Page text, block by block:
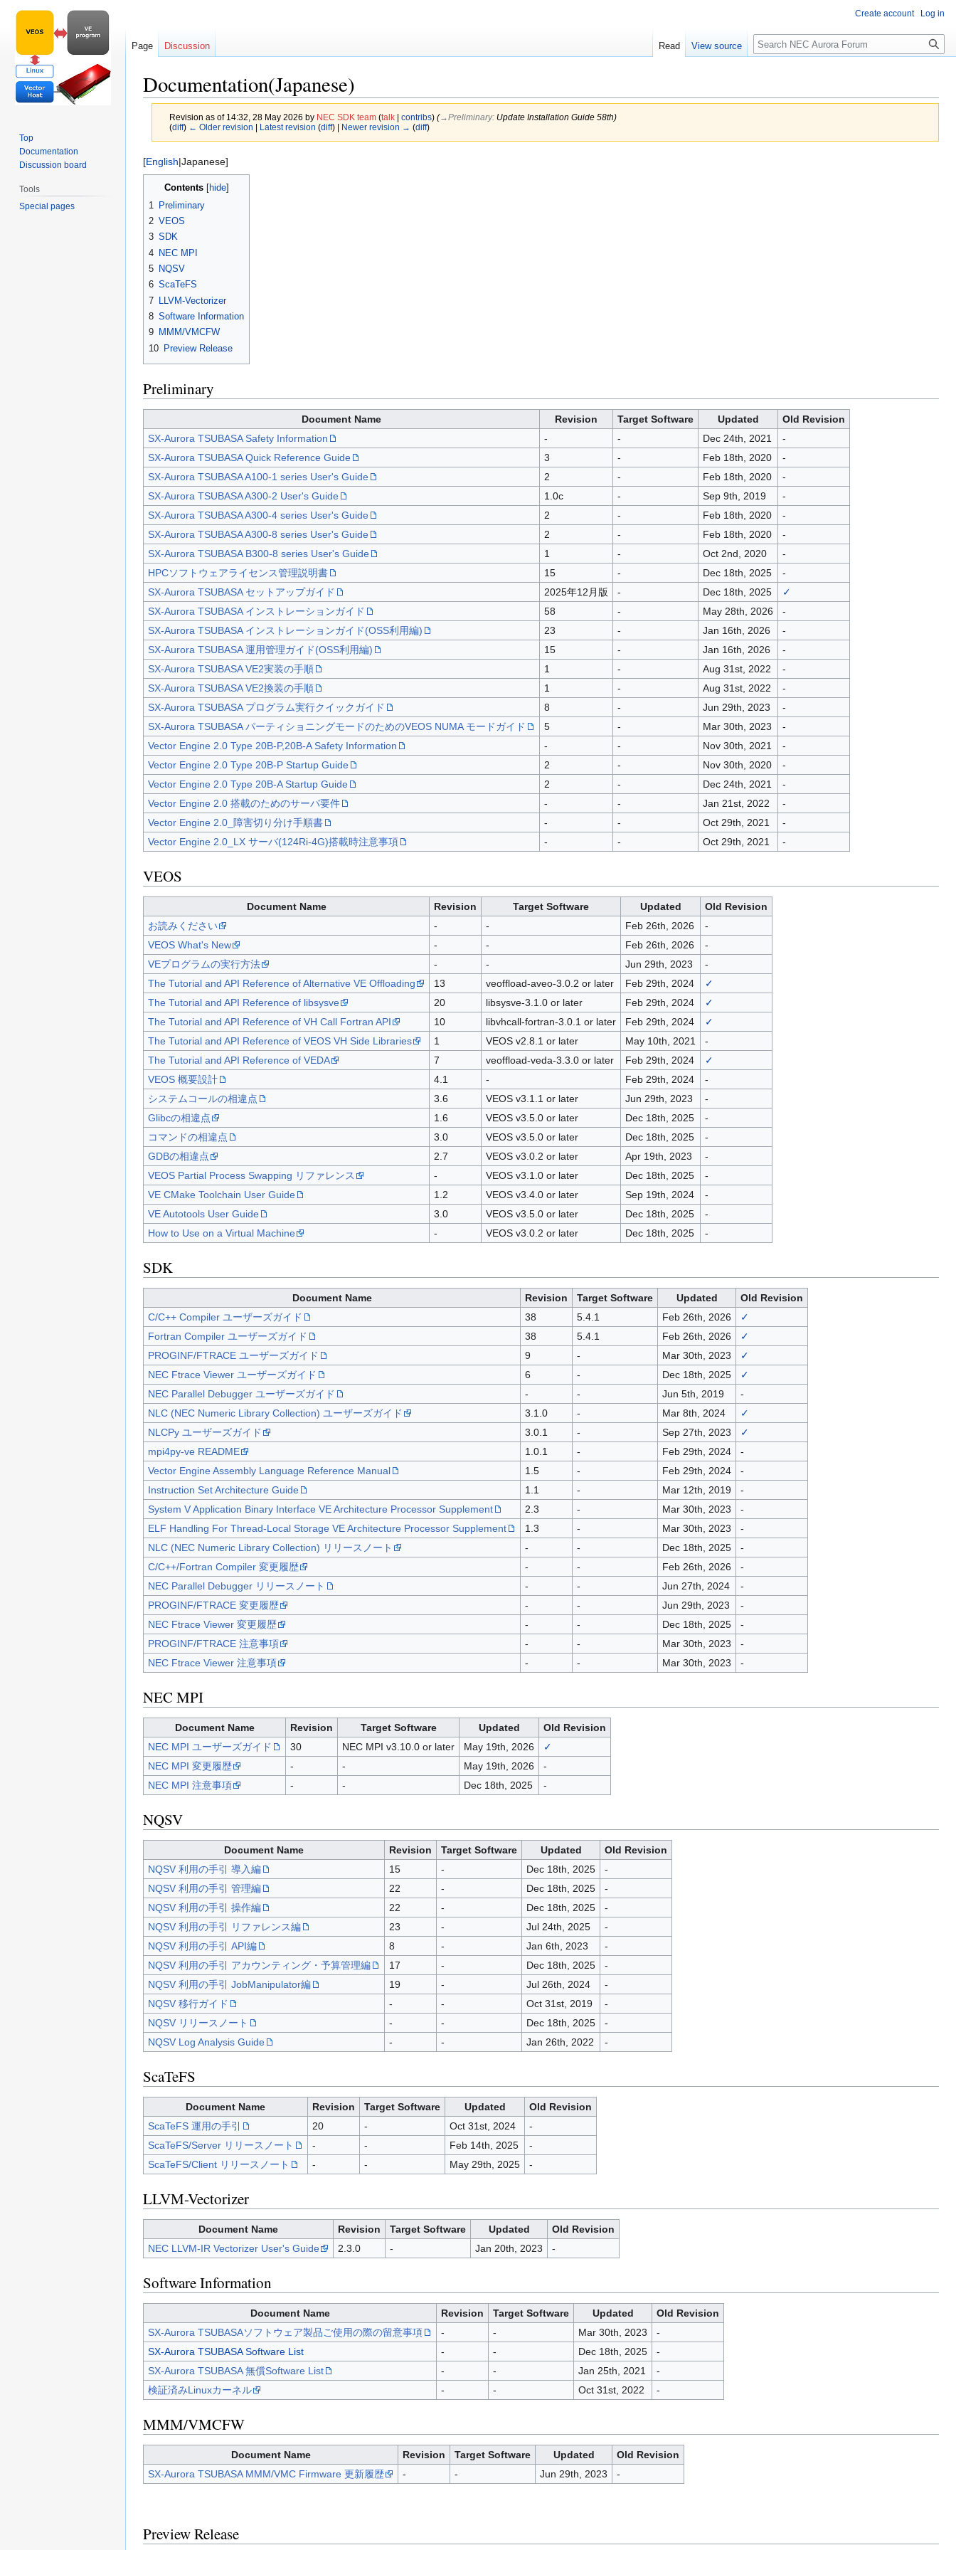
Documentation(Japanese)
Revision as of 14:32, 28 May 2026 by NEC SDK team (talk| contribs) (→‎Preliminary: Update Installation Guide 58th)
(diff) ← Older revision Latest revision (diff) | Newer revision → (diff)
Jump
to
navigation
Jump
to
search
[English|Japanese]
Contents
1
Preliminary
2 VEOS
3 SDK
4 NEC MPI
5 NQSV
6 ScaTeFS
7 LLVM-Vectorizer
8 Software Information
9 MMM/VMCFW
10 Preview Release
Preliminary
Document Name Revision Target Software Updated
Old Revision
SX-Aurora TSUBASA Safety Information
- - Dec 24th, 2021
-
SX-Aurora TSUBASA Quick Reference Guide
3 - Feb 18th, 2020
-
SX-Aurora TSUBASA A100-1 series User's Guide
2 - Feb 18th, 2020
-
SX-Aurora TSUBASA A300-2 User's Guide
1.0c - Sep 9th, 2019
-
SX-Aurora TSUBASA A300-4 series User's Guide
2 - Feb 18th, 2020
-
SX-Aurora TSUBASA A300-8 series User's Guide
2 - Feb 18th, 2020
-
SX-Aurora TSUBASA B300-8 series User's Guide
1 - Oct 2nd, 2020
-
HPCソフトウェアライセンス管理説明書
15 - Dec 18th, 2025
-
SX-Aurora TSUBASA セットアップガイド
2025年12月版 - Dec 18th, 2025
✓
SX-Aurora TSUBASA インストレーションガイド
58 - May 28th, 2026
-
SX-Aurora TSUBASA インストレーションガイド(OSS利用編)
23 - Jan 16th, 2026
-
SX-Aurora TSUBASA 運用管理ガイド(OSS利用編)
15 - Jan 16th, 2026
-
SX-Aurora TSUBASA VE2実装の手順
1 - Aug 31st, 2022
-
SX-Aurora TSUBASA VE2換装の手順
1 - Aug 31st, 2022
-
SX-Aurora TSUBASA プログラム実行クイックガイド
8 - Jun 29th, 2023
-
SX-Aurora TSUBASA パーティショニングモードのためのVEOS NUMA モードガイド
5 - Mar 30th, 2023
-
Vector Engine 2.0 Type 20B-P,20B-A Safety Information
- - Nov 30th, 2021
-
Vector Engine 2.0 Type 20B-P Startup Guide
2 - Nov 30th, 2020
-
Vector Engine 2.0 Type 20B-A Startup Guide
2 - Dec 24th, 2021
-
Vector Engine 2.0 搭載のためのサーバ要件
- - Jan 21st, 2022
-
Vector Engine 2.0_障害切り分け手順書
- - Oct 29th, 2021
-
Vector Engine 2.0_LX サーバ(124Ri-4G)搭載時注意事項
- - Oct 29th, 2021 -
VEOS
Document Name Revision Target Software Updated
Old Revision
お読みください
- - Feb 26th, 2026
-
VEOS What's New
- - Feb 26th, 2026
-
VEプログラムの実行方法
- - Jun 29th, 2023
-
The Tutorial and API Reference of Alternative VE Offloading
13 veoffload-aveo-3.0.2 or later Feb 29th, 2024
✓
The Tutorial and API Reference of libsysve
20 libsysve-3.1.0 or later Feb 29th, 2024
✓
The Tutorial and API Reference of VH Call Fortran API
10 libvhcall-fortran-3.0.1 or later Feb 29th, 2024
✓
The Tutorial and API Reference of VEOS VH Side Libraries
1 VEOS v2.8.1 or later May 10th, 2021
-
The Tutorial and API Reference of VEDA
7 veoffload-veda-3.3.0 or later Feb 29th, 2024
✓
VEOS 概要設計
4.1 - Feb 29th, 2024
-
システムコールの相違点
3.6 VEOS v3.1.1 or later Jun 29th, 2023
-
Glibcの相違点
1.6 VEOS v3.5.0 or later Dec 18th, 2025
-
コマンドの相違点
3.0 VEOS v3.5.0 or later Dec 18th, 2025
-
GDBの相違点
2.7 VEOS v3.0.2 or later Apr 19th, 2023
-
VEOS Partial Process Swapping リファレンス
- VEOS v3.1.0 or later Dec 18th, 2025
-
VE CMake Toolchain User Guide
1.2 VEOS v3.4.0 or later Sep 19th, 2024
-
VE Autotools User Guide
3.0 VEOS v3.5.0 or later Dec 18th, 2025
-
How to Use on a Virtual Machine
- VEOS v3.0.2 or later Dec 18th, 2025 -
SDK
Document Name Revision Target Software Updated
Old Revision
C/C++ Compiler ユーザーズガイド
38 5.4.1 Feb 26th, 2026
✓
Fortran Compiler ユーザーズガイド
38 5.4.1 Feb 26th, 2026
✓
PROGINF/FTRACE ユーザーズガイド
9 - Mar 30th, 2023
✓
NEC Ftrace Viewer ユーザーズガイド
6 - Dec 18th, 2025
✓
NEC Parallel Debugger ユーザーズガイド
- - Jun 5th, 2019
-
NLC (NEC Numeric Library Collection) ユーザーズガイド
3.1.0 - Mar 8th, 2024
✓
NLCPy ユーザーズガイド
3.0.1 - Sep 27th, 2023
✓
mpi4py-ve README
1.0.1 - Feb 29th, 2024
-
Vector Engine Assembly Language Reference Manual
1.5 - Feb 29th, 2024
-
Instruction Set Architecture Guide
1.1 - Mar 12th, 2019
-
System V Application Binary Interface VE Architecture Processor Supplement
2.3 - Mar 30th, 2023
-
ELF Handling For Thread-Local Storage VE Architecture Processor Supplement
1.3 - Mar 30th, 2023
-
NLC (NEC Numeric Library Collection) リリースノート
- - Dec 18th, 2025
-
C/C++/Fortran Compiler 変更履歴
- - Feb 26th, 2026
-
NEC Parallel Debugger リリースノート
- - Jun 27th, 2024
-
PROGINF/FTRACE 変更履歴
- - Jun 29th, 2023
-
NEC Ftrace Viewer 変更履歴
- - Dec 18th, 2025
-
PROGINF/FTRACE 注意事項
- - Mar 30th, 2023
-
NEC Ftrace Viewer 注意事項
- - Mar 30th, 2023 -
NEC MPI
Document Name Revision Target Software Updated
Old Revision
NEC MPI ユーザーズガイド
30 NEC MPI v3.10.0 or later May 19th, 2026
✓
NEC MPI 変更履歴
- - May 19th, 2026
-
NEC MPI 注意事項
- - Dec 18th, 2025 -
NQSV
Document Name Revision Target Software Updated
Old Revision
NQSV 利用の手引 導入編
15 - Dec 18th, 2025
-
NQSV 利用の手引 管理編
22 - Dec 18th, 2025
-
NQSV 利用の手引 操作編
22 - Dec 18th, 2025
-
NQSV 利用の手引 リファレンス編
23 - Jul 24th, 2025
-
NQSV 利用の手引 API編
8 - Jan 6th, 2023
-
NQSV 利用の手引 アカウンティング・予算管理編
17 - Dec 18th, 2025
-
NQSV 利用の手引 JobManipulator編
19 - Jul 26th, 2024
-
NQSV 移行ガイド
- - Oct 31st, 2019
-
NQSV リリースノート
- - Dec 18th, 2025
-
NQSV Log Analysis Guide
- - Jan 26th, 2022 -
ScaTeFS
Document Name Revision Target Software Updated
Old Revision
ScaTeFS 運用の手引
20 - Oct 31st, 2024
-
ScaTeFS/Server リリースノート
- - Feb 14th, 2025
-
ScaTeFS/Client リリースノート
- - May 29th, 2025 -
LLVM-Vectorizer
Document Name Revision Target Software Updated
Old Revision
NEC LLVM-IR Vectorizer User's Guide
2.3.0 - Jan 20th, 2023 -
Software Information
Document Name Revision Target Software Updated
Old Revision
SX-Aurora TSUBASAソフトウェア製品ご使用の際の留意事項
- - Mar 30th, 2023
-
SX-Aurora TSUBASA Software List
- - Dec 18th, 2025
-
SX-Aurora TSUBASA 無償Software List
- - Jan 25th, 2021
-
検証済みLinuxカーネル
- - Oct 31st, 2022 -
MMM/VMCFW
Document Name Revision Target Software Updated
Old Revision
SX-Aurora TSUBASA MMM/VMC Firmware 更新履歴
- - Jun 29th, 2023 -
Preview Release
Create account Log in
Page Discussion Read View source Search
Top
Documentation
Discussion board
Tools
Special pages